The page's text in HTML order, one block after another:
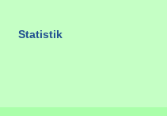
Statistik